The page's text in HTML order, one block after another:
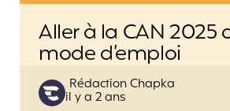
Aller à la CAN 2025
mode d’emploi
Posted
by
Rédaction Chapka
il y a 2 ans